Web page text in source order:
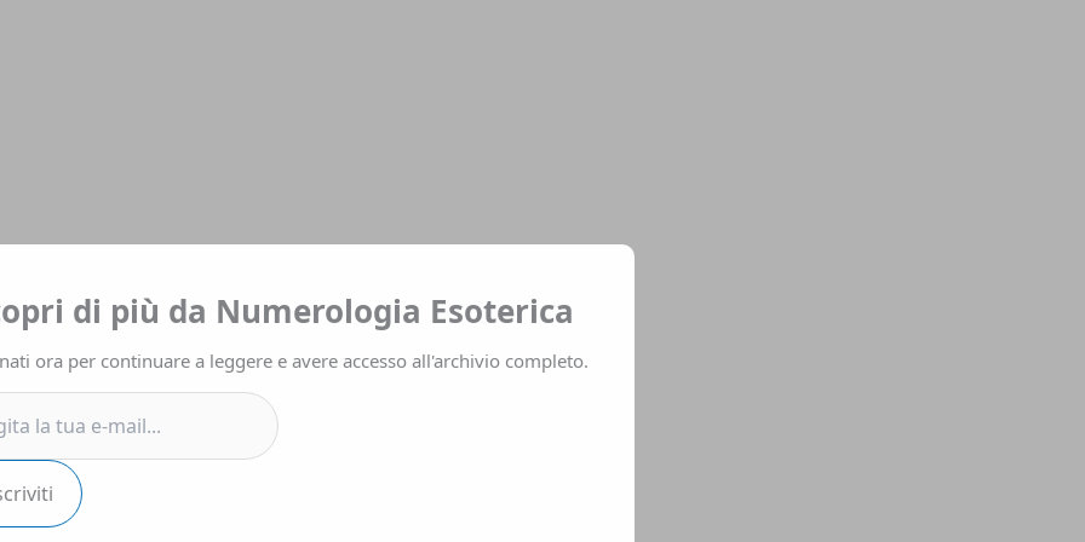
di più da Numerologia Esoterica
ora per continuare a leggere e avere accesso all'archivio completo.